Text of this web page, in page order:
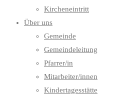
Kircheneintritt
Über uns
Gemeinde
Gemeindeleitung
Pfarrer/in
Mitarbeiter/innen
Kindertagesstätte